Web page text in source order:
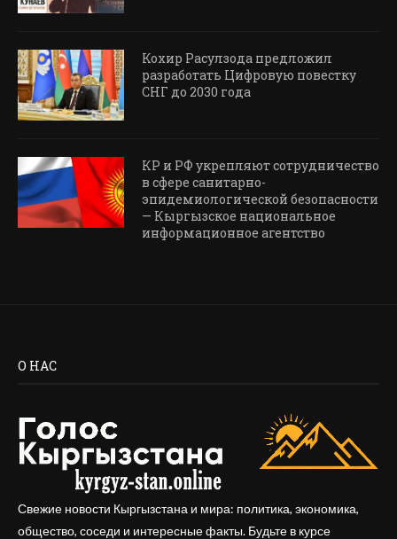
Кохир Расулзода предложил
разработать Цифровую повестку
СНГ до 2030 года
КР и РФ укрепляют сотрудничество
в сфере санитарно-
эпидемиологической безопасности
— Кыргызское национальное
информационное агентство
О НАС
Свежие новости Кыргызстана и мира: политика, экономика,
общество, соседи и интересные факты. Будьте в курсе